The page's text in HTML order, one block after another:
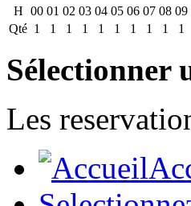
H 00 01 02 03 04 05 06 07 08 09
Qté 1 1 1 1 1 1 1 1 1 1
Sélectionner
Les